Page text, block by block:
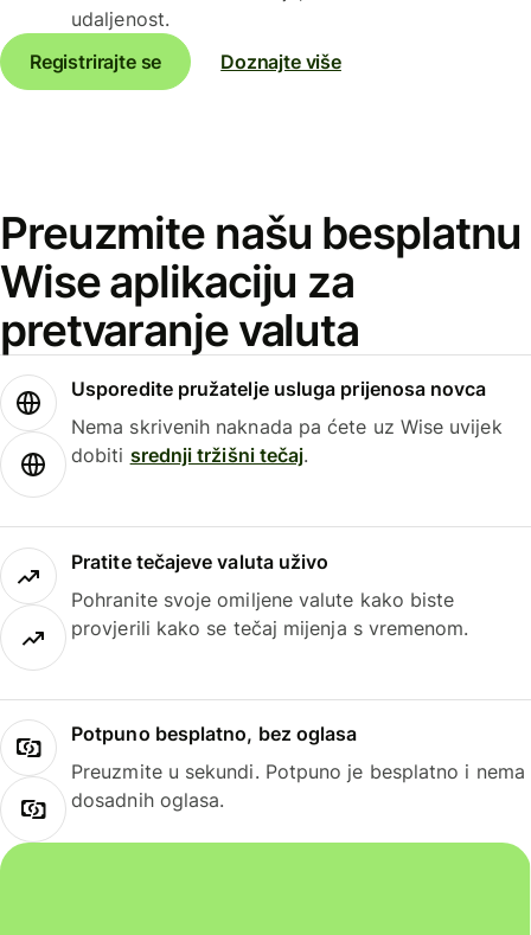
udaljenost.
Registrirajte se
Doznajte više
Preuzmite našu besplatnu
Wise aplikaciju za
pretvaranje valuta
Usporedite pružatelje usluga prijenosa novca
Nema skrivenih naknada pa ćete uz Wise uvijek
dobiti srednji tržišni tečaj.
Pratite tečajeve valuta uživo
Pohranite svoje omiljene valute kako biste
provjerili kako se tečaj mijenja s vremenom.
Potpuno besplatno, bez oglasa
Preuzmite u sekundi. Potpuno je besplatno i nema
dosadnih oglasa.